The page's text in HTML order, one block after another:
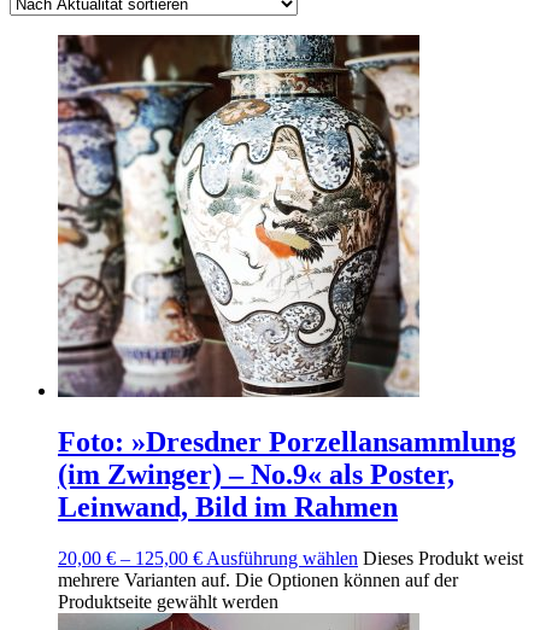
Foto: »Dresdner Porzellansammlung
(im Zwinger) – No.9« als Poster,
Leinwand, Bild im Rahmen
20,00 € – 125,00 € Ausführung wählen Dieses Produkt weist
mehrere Varianten auf. Die Optionen können auf der
Produktseite gewählt werden